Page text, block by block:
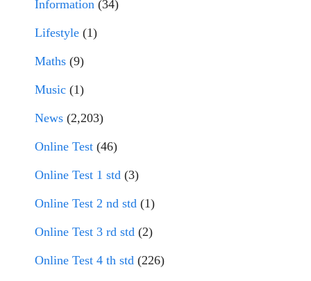
Information (34)
Lifestyle (1)
Maths (9)
Music (1)
News (2,203)
Online Test (46)
Online Test 1 std (3)
Online Test 2 nd std (1)
Online Test 3 rd std (2)
Online Test 4 th std (226)